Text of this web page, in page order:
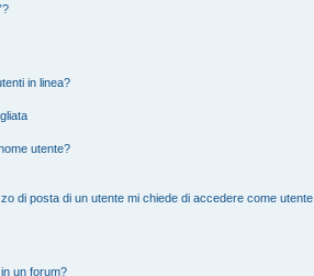
in linea?
utente?
di posta di un utente mi chiede di accedere come utente
un forum?